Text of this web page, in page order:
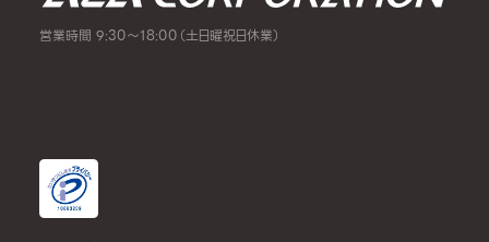
営業時間 9:30～18:00（土日曜祝日休業）